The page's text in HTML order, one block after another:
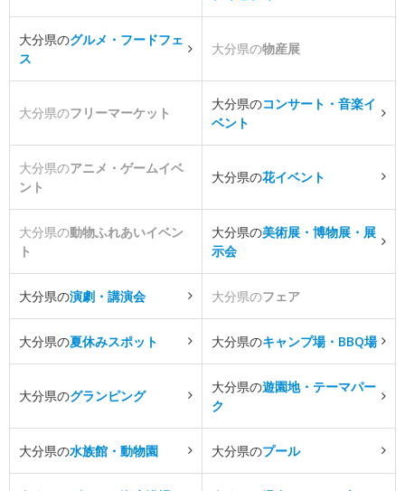
大分県のグルメ・フードフェ
ス
大分県の物産展
大分県のフリーマーケット
大分県のコンサート・音楽イ
ベント
大分県のアニメ・ゲームイベ
ント
大分県の花イベント
大分県の動物ふれあいイベン
ト
大分県の美術展・博物展・展
示会
大分県の演劇・講演会 大分県のフェア
大分県の夏休みスポット 大分県のキャンプ場・BBQ場
大分県のグランピング
大分県の遊園地・テーマパー
ク
大分県の水族館・動物園 大分県のプール